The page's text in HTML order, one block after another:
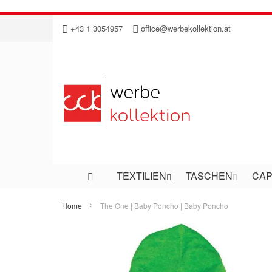
Direkt
Inhalt
+43 1 3054957 office@werbekollektion.at
TEXTILIEN TASCHEN
Home The One | Baby Poncho | Baby Poncho